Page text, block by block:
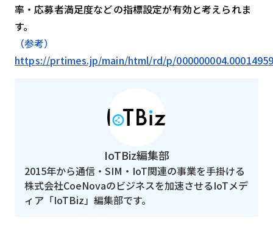
率・応募者満足度などの指標設定が有効と考えられま
す。
（参考）
https://prtimes.jp/main/html/rd/p/
IoTBiz編集部
2015年から通信・SIM・IoT関連の事業を手掛ける
株式会社CoeNovaのビジネスを加速させるIoTメデ
ィア「IoTBiz」編集部です。